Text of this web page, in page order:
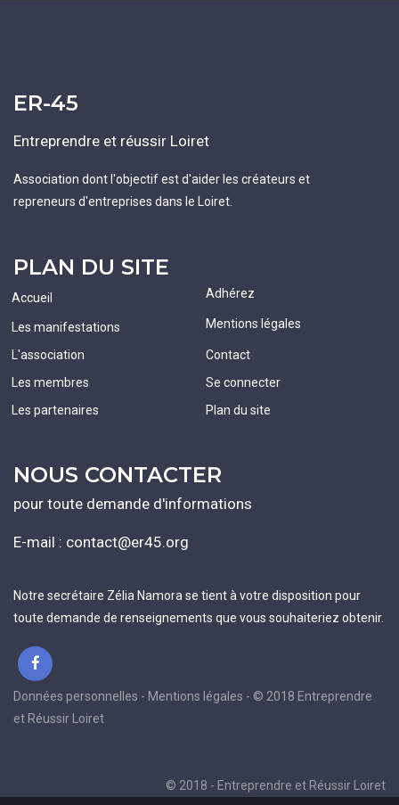
ER-45
Entreprendre et réussir Loiret
Association dont l'objectif est d'aider les créateurs et
repreneurs d'entreprises dans le Loiret.
PLAN DU SITE
Accueil
Les manifestations
L'association
Les membres
Les partenaires
Adhérez
Mentions légales
Contact
Se connecter
Plan du site
NOUS CONTACTER
pour toute demande d'informations
E-mail : contact@er45.org
Notre secrétaire Zélia Namora se tient à votre disposition pour
toute demande de renseignements que vous souhaiteriez obtenir.
Données personnelles - Mentions légales - © 2018 Entreprendre
et Réussir Loiret
© 2018 - Entreprendre et Réussir Loiret